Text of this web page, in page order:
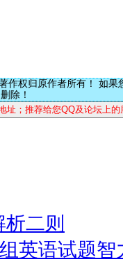
权归原作者所有！ 如果
除！
二则
英语试题智